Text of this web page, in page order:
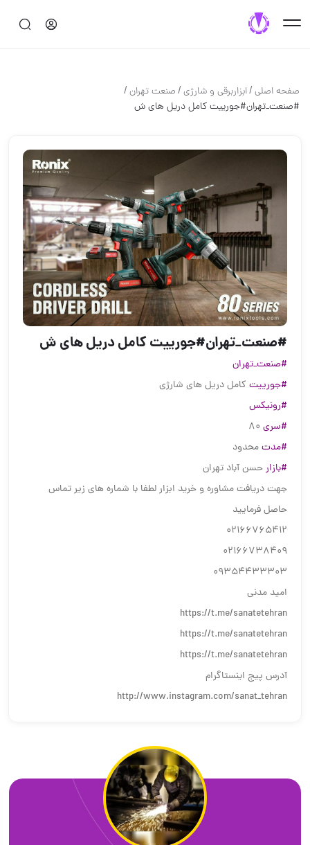
صفحه اصلی/ابزاربرقی و شارژی/صنعت تهران/
#صنعت_تهران#جورییت کامل دریل های ش
#صنعت_تهران#جورییت کامل دریل های ش
#صنعت_تهران
#جورییت کامل دریل های شارژی
#رونیکس
#سری
#مدتمحدود
#بازارحسن آباد تهران
جهت دریافت مشاوره و خرید ابزار لطفا با شماره های زیر تماس
حاصل فرمایید
02166765412
02166738409
09354433303
امید مدنی
https://t.me/sanatetehran
https://t.me/sanatetehran
https://t.me/sanatetehran
آدرس پیج اینستاگرام
http://www.instagram.com/sanat_tehran